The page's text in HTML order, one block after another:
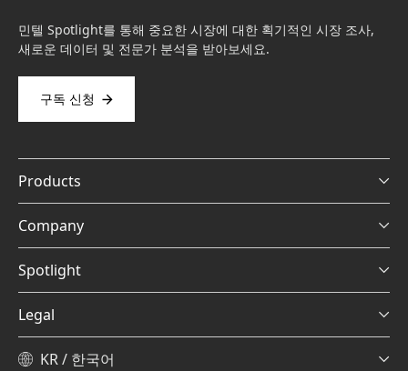
민텔 Spotlight를 통해 중요한 시장에 대한 획기적인 시장 조사,
새로운 데이터 및 전문가 분석을 받아보세요.
구독 신청
Products
Company
Spotlight
Legal
KR / 한국어